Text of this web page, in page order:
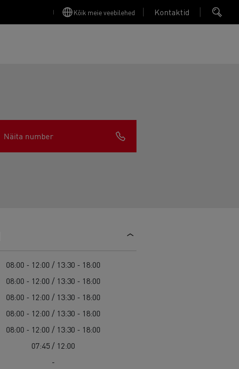
Kõik meie veebilehed Kontaktid
Finansējums un apdrošināšana
Apkope
Näita number
08:00 - 12:00 / 13:30 - 18:00
08:00 - 12:00 / 13:30 - 18:00
08:00 - 12:00 / 13:30 - 18:00
08:00 - 12:00 / 13:30 - 18:00
08:00 - 12:00 / 13:30 - 18:00
07:45 / 12:00
-